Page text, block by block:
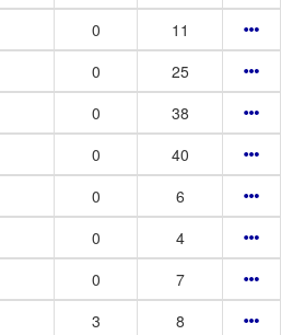
0
11
0
25
0
38
0
40
0
6
0
4
0
7
3 8